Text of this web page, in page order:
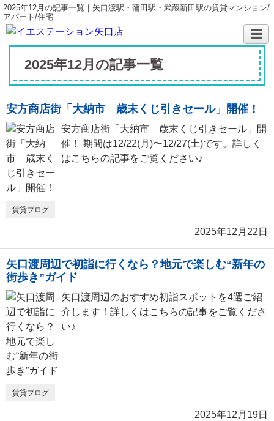
2025年12月の記事一覧｜矢口渡駅・蒲田駅・武蔵新田駅の賃貸マンション/
アパート/住宅
2025年12月の記事一覧
安方商店街「大納市 歳末くじ引きセール」開催！
安方商店街「大納市 歳末くじ引きセール」開
催！ 期間は12/22(月)〜12/27(土)です。詳しく
はこちらの記事をご覧ください♪
賃貸ブログ
2025年12月22日
矢口渡周辺で初詣に行くなら？地元で楽しむ“新年の
街歩き”ガイド
矢口渡周辺のおすすめ初詣スポットを4選ご紹
介します！詳しくはこちらの記事をご覧くださ
い♪
賃貸ブログ
2025年12月19日